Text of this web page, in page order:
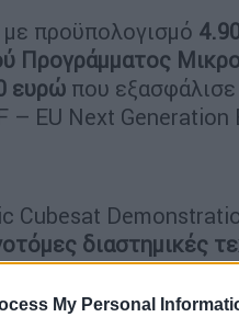
My Personal
με προϋπολογισμό
Προγράμματος
ευρώ που
– EU Next Generation
Cubesat
διαστημικές
για το διαδίκτυο των
της Γης με